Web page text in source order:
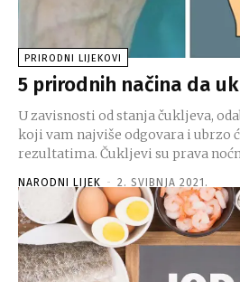
PRIRODNI LIJEKOVI
5 prirodnih načina da
U zavisnosti od stanja čukljeva,
koji vam najviše odgovara i ubrzo
rezultatima. Čukljevi su prava
NARODNI LIJEK - 2. SVIBNJA 2021.